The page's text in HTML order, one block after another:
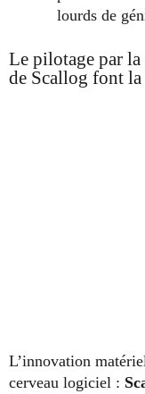
lourds de
Le pilotage par
de Scallog font
L’innovation
cerveau logiciel :